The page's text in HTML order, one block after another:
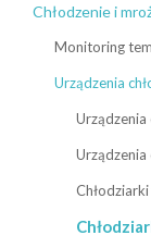
Chłodzenie i
Monitoring
Urządzenia
Urządzenia
Urządzenia